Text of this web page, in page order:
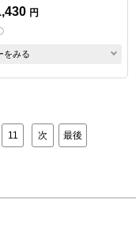
円
をみる
11 次 最後